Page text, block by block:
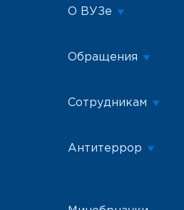
О ВУЗе
Обращения
Сотрудникам
Антитеррор